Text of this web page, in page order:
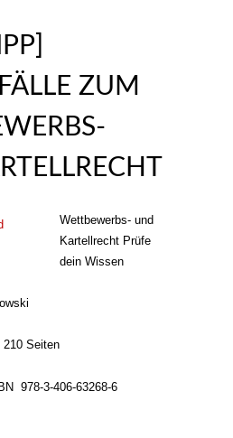
ZUM
Wettbewerbs- und
Kartellrecht Prüfe
dein Wissen
210 Seiten
978-3-406-63268-6